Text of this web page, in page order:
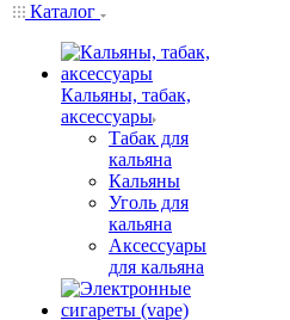
Каталог
Кальяны, табак,
аксессуары
Табак для
кальяна
Кальяны
Уголь для
кальяна
Аксессуары
для кальяна